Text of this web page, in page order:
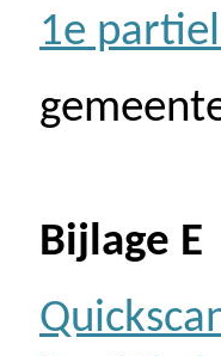
1e
Bijlage E